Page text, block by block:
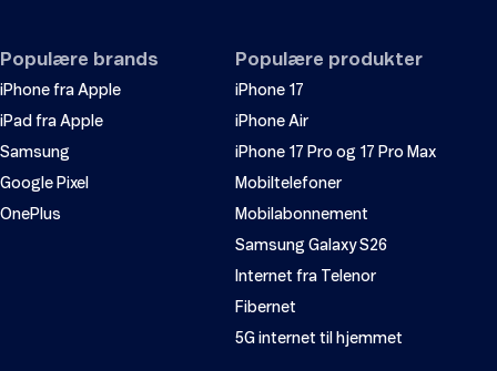
Populære brands
iPhone fra Apple
iPad fra Apple
Samsung
Google Pixel
OnePlus
Populære produkter
iPhone 17
iPhone Air
iPhone 17 Pro og 17 Pro Max
Mobiltelefoner
Mobilabonnement
Samsung Galaxy S26
Internet fra Telenor
Fibernet
5G internet til hjemmet